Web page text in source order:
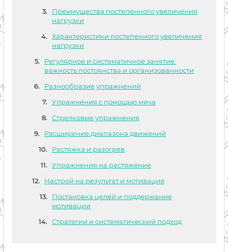
Преимущества постепенного увеличения
нагрузки
Характеристики постепенного увеличения
нагрузки
Регулярное и систематичное занятие:
важность постоянства и организованности
Разнообразие упражнений
Упражнения с помощью мяча
Стрелковые упражнения
Расширение диапазона движений
Растяжка и разогрев
Упражнения на растяжение
Настрой на результат и мотивация
Постановка целей и поддержание
мотивации
Стратегии и систематический подход